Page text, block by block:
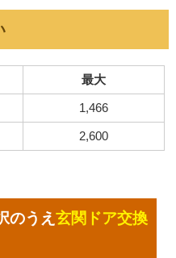
最大
1,466
2,600
のうえ玄関ドア交換